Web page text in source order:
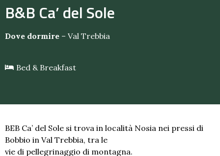
B&B Ca’ del Sole
Dove dormire – Val Trebbia
Bed & Breakfast
BEB Ca’ del Sole si trova in località Nosia nei pressi di
Bobbio in Val Trebbia, tra le
vie di pellegrinaggio di montagna.